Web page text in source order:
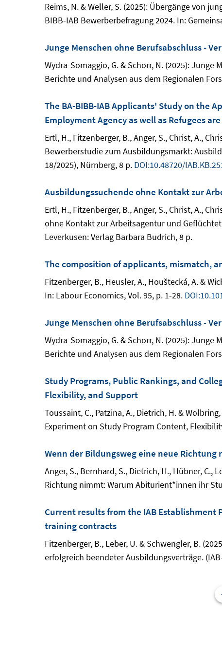
Reims, N. & Weller, S. (2025): Übergänge von
BIBB-IAB Bewerberbefragung 2024. In:
Junge Menschen ohne Berufsabschluss -
Wydra-Somaggio, G. & Schorr, N. (2025):
Berichte und Analysen aus dem Regionalen
The BA-BIBB-IAB Applicants' Study on the
Employment Agency as well as Refugees
Ertl, H., Fitzenberger, B., Anger, S., Christ, A.,
Bewerberstudie zum Ausbildungsmarkt:
18/2025), Nürnberg, 8 p. DOI:10.48720/
Ausbildungssuchende ohne Kontakt zur
Ertl, H., Fitzenberger, B., Anger, S., Christ, A.,
ohne Kontakt zur Arbeitsagentur und
Leverkusen: Verlag Barbara Budrich, 8 p.
The composition of applicants, mismatch,
Fitzenberger, B., Heusler, A., Houštecká, A. &
In: Labour Economics, Vol. 95, p. 1-28.
Junge Menschen ohne Berufsabschluss -
Wydra-Somaggio, G. & Schorr, N. (2025):
Berichte und Analysen aus dem Regionalen
Study Programs, Public Rankings, and
Flexibility, and Support
Toussaint, C., Patzina, A., Dietrich, H. &
Experiment on Study Program Content,
Wenn der Bildungsweg eine neue
Anger, S., Bernhard, S., Dietrich, H., Hübner, C.,
Richtung nimmt: Warum Abiturient*innen ihr
Current results from the IAB
training contracts
Fitzenberger, B., Leber, U. & Schwengler, B.
erfolgreich beendeter Ausbildungsverträge.